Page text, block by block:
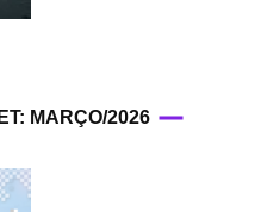
MARÇO/2026